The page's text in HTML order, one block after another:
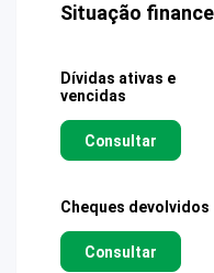
Situação
Dívidas ativas e
vencidas
Consultar
Cheques devolvidos
Consultar